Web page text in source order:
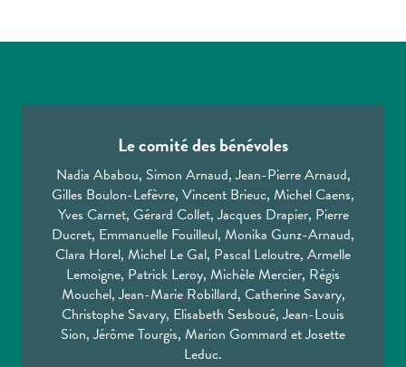
Le comité des bénévoles
Nadia Ababou, Simon Arnaud, Jean-Pierre Arnaud,
Gilles Boulon-Lefèvre, Vincent Brieuc, Michel Caens,
Yves Carnet, Gérard Collet, Jacques Drapier, Pierre
Ducret, Emmanuelle Fouilleul, Monika Gunz-Arnaud,
Clara Horel, Michel Le Gal, Pascal Leloutre, Armelle
Lemoigne, Patrick Leroy, Michèle Mercier, Régis
Mouchel, Jean-Marie Robillard, Catherine Savary,
Christophe Savary, Elisabeth Sesboué, Jean-Louis
Sion, Jérôme Tourgis, Marion Gommard et Josette
Leduc.